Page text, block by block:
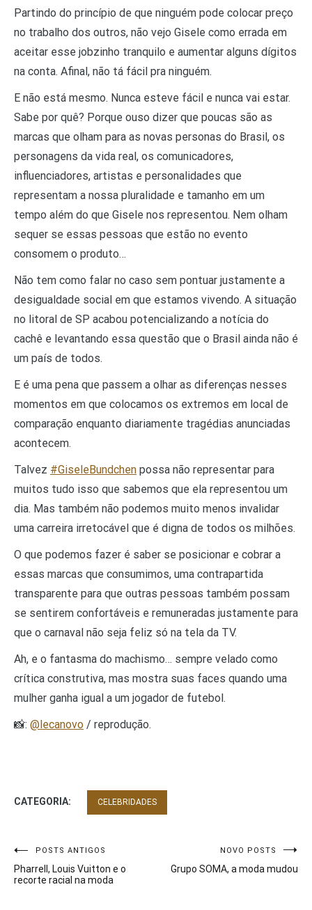
Partindo do princípio de que ninguém pode colocar preço
no trabalho dos outros, não vejo Gisele como errada em
aceitar esse jobzinho tranquilo e aumentar alguns dígitos
na conta. Afinal, não tá fácil pra ninguém.
E não está mesmo. Nunca esteve fácil e nunca vai estar.
Sabe por quê? Porque ouso dizer que poucas são as
marcas que olham para as novas personas do Brasil, os
personagens da vida real, os comunicadores,
influenciadores, artistas e personalidades que
representam a nossa pluralidade e tamanho em um
tempo além do que Gisele nos representou. Nem olham
sequer se essas pessoas que estão no evento
consomem o produto…
Não tem como falar no caso sem pontuar justamente a
desigualdade social em que estamos vivendo. A situação
no litoral de SP acabou potencializando a notícia do
cachê e levantando essa questão que o Brasil ainda não é
um país de todos.
E é uma pena que passem a olhar as diferenças nesses
momentos em que colocamos os extremos em local de
comparação enquanto diariamente tragédias anunciadas
acontecem.
Talvez #GiseleBundchen possa não representar para
muitos tudo isso que sabemos que ela representou um
dia. Mas também não podemos muito menos invalidar
uma carreira irretocável que é digna de todos os milhões.
O que podemos fazer é saber se posicionar e cobrar a
essas marcas que consumimos, uma contrapartida
transparente para que outras pessoas também possam
se sentirem confortáveis e remuneradas justamente para
que o carnaval não seja feliz só na tela da TV.
Ah, e o fantasma do machismo… sempre velado como
crítica construtiva, mas mostra suas faces quando uma
mulher ganha igual a um jogador de futebol.
📸: @lecanovo / reprodução.
CATEGORIA: CELEBRIDADES
Navegação
de
POSTS ANTIGOS
Pharrell, Louis Vuitton e o
recorte racial na moda
NOVO POSTS
Grupo SOMA, a moda mudou